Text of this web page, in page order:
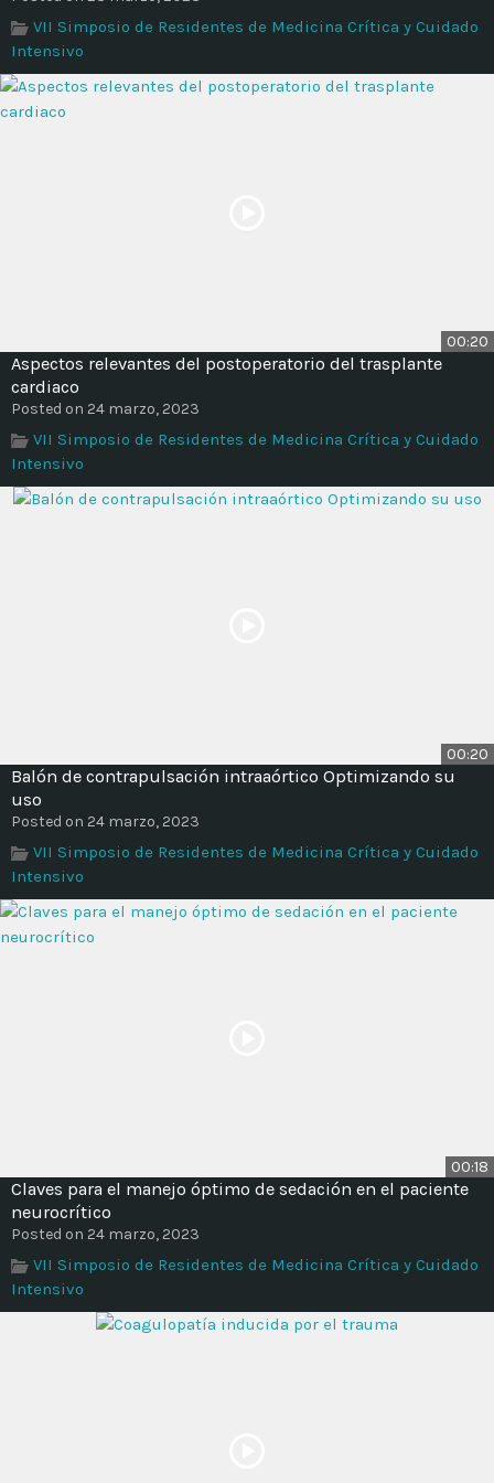
Time
VII Simposio de Residentes de Medicina Crítica y Cuidado
Intensivo
00:20
Aspectos relevantes del postoperatorio del trasplante
cardiaco
Posted on 24 marzo, 2023
VII Simposio de Residentes de Medicina Crítica y Cuidado
Intensivo
00:20
Balón de contrapulsación intraaórtico Optimizando su
uso
Posted on 24 marzo, 2023
VII Simposio de Residentes de Medicina Crítica y Cuidado
Intensivo
00:18
Claves para el manejo óptimo de sedación en el paciente
neurocrítico
Posted on 24 marzo, 2023
VII Simposio de Residentes de Medicina Crítica y Cuidado
Intensivo